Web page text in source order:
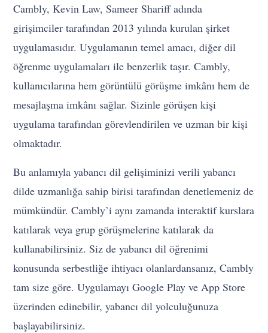
Cambly, Kevin Law, Sameer Shariff adında
girişimciler tarafından 2013 yılında kurulan şirket
uygulamasıdır. Uygulamanın temel amacı, diğer dil
öğrenme uygulamaları ile benzerlik taşır. Cambly,
kullanıcılarına hem görüntülü görüşme imkânı hem de
mesajlaşma imkânı sağlar. Sizinle görüşen kişi
uygulama tarafından görevlendirilen ve uzman bir kişi
olmaktadır.
Bu anlamıyla yabancı dil gelişiminizi verili yabancı
dilde uzmanlığa sahip birisi tarafından denetlemeniz de
mümkündür. Cambly’i aynı zamanda interaktif kurslara
katılarak veya grup görüşmelerine katılarak da
kullanabilirsiniz. Siz de yabancı dil öğrenimi
konusunda serbestliğe ihtiyacı olanlardansanız, Cambly
tam size göre. Uygulamayı Google Play ve App Store
üzerinden edinebilir, yabancı dil yolculuğunuza
başlayabilirsiniz.